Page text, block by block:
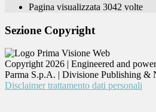
Pagina visualizzata 3042 volte
Sezione Copyright
Copyright 2026 | Engineered and
Parma S.p.A. | Divisione Publishing &
Disclaimer trattamento dati personali